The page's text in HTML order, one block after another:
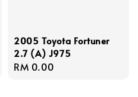
2005 Toyota Fortuner
2.7 (A) J975
Regular
RM 0.00